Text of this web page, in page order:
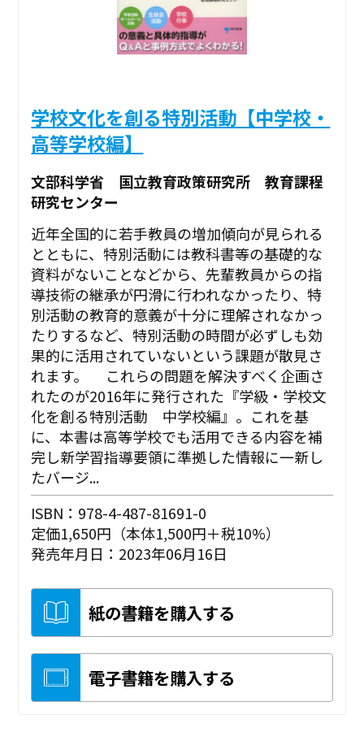
学校文化を創る特別活動【中学校・
高等学校編】
文部科学省 国立教育政策研究所 教育課程
研究センター
近年全国的に若手教員の増加傾向が見られる
とともに、特別活動には教科書等の基礎的な
資料がないことなどから、先輩教員からの指
導技術の継承が円滑に行われなかったり、特
別活動の教育的意義が十分に理解されなかっ
たりするなど、特別活動の時間が必ずしも効
果的に活用されていないという課題が散見さ
れます。 これらの問題を解決すべく企画さ
れたのが2016年に発行された『学級・学校文
化を創る特別活動 中学校編』。これを基
に、本書は高等学校でも活用できる内容を補
完し新学習指導要領に準拠した情報に一新し
たバージ...
ISBN：978-4-487-81691-0
定価1,650円（本体1,500円＋税10%）
発売年月日：2023年06月16日
紙の書籍を購入する
電子書籍を購入する